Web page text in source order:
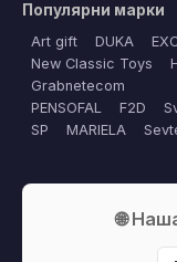
Популярни марки
Art gift DUKA
New Classic Toys
Grabnetecom
PENSOFAL
F2D
SP
MARIELA
🌐